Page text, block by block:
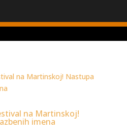
na Martinskoj!
imena